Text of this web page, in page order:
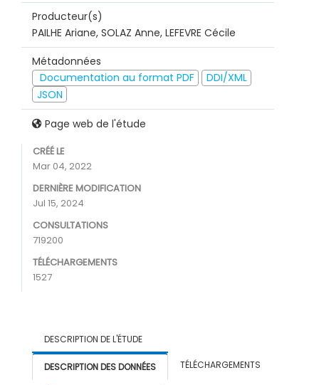
Producteur(s)
PAILHE Ariane, SOLAZ Anne, LEFEVRE Cécile
Métadonnées
Documentation au format PDF
DDI/XML
JSON
Page web de l'étude
CRÉÉ LE
Mar 04, 2022
DERNIÈRE MODIFICATION
Jul 15, 2024
CONSULTATIONS
719200
TÉLÉCHARGEMENTS
1527
DESCRIPTION DE L'ÉTUDE
DESCRIPTION DES DONNÉES TÉLÉCHARGEMENTS